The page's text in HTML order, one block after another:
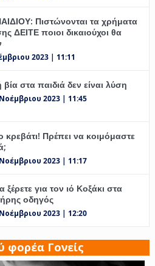
Πιστώνονται τα χρήματα
ΔΕΙΤΕ ποιοι δικαιούχοι θα
2023 | 11:11
στα παιδιά δεν είναι λύση
2023 | 11:45
κρεβάτι! Πρέπει να κοιμόμαστε
2023 | 11:17
ξέρετε για τον ιό Κοξάκι στα
οδηγός
2023 | 12:20
φορέα Γονείς